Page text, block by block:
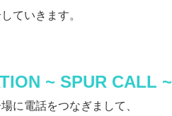
ていきます。
~ SPUR CALL ~
に電話をつなぎまして、